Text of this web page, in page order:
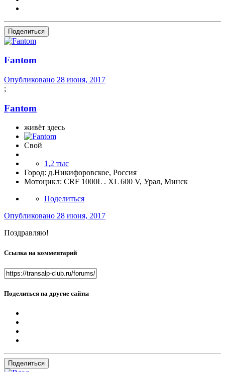
Поделиться
Fantom
Опубликовано 28 июня, 2017
;
Fantom
живёт здесь
Свой
1,2 тыс
Город: д.Никифоровское, Россия
Мотоцикл: CRF 1000L . XL 600 V, Урал, Минск
Поделиться
Опубликовано 28 июня, 2017
Поздравляю!
Ссылка на комментарий
Поделиться на другие сайты
Поделиться